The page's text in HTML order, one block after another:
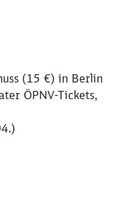
(15 €) in Berlin
ÖPNV-Tickets,